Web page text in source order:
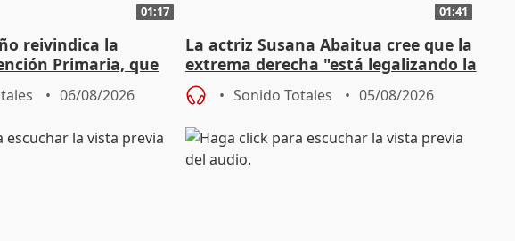
01:17
reivindica la
Primaria, que
06/08/2026
01:41
La actriz Susana Abaitua cree que la
extrema derecha "está legalizando la
homofobia"
Sonido Totales 05/08/2026